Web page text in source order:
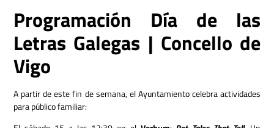
Programación Día de las
Letras Galegas | Concello de
Vigo
A partir de este fin de semana, el Ayuntamiento celebra actividades
para público familiar: